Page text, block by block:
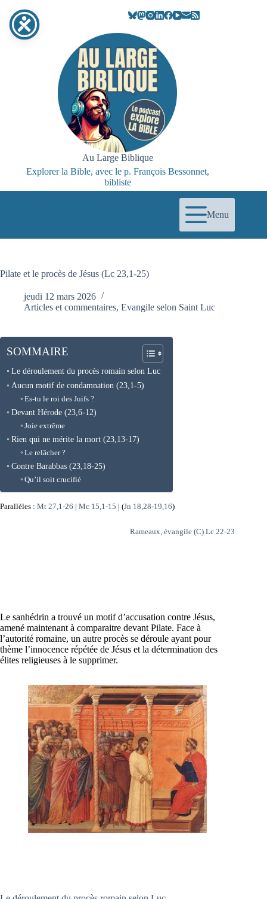
contenu
Au Large Biblique
Explorer la Bible, avec le p. François Bessonnet,
bibliste
Menu
Pilate et le procès de Jésus (Lc 23,1-25)
jeudi 12 mars 2026
Articles et commentaires, Evangile selon Saint Luc
SOMMAIRE
Le déroulement du procès romain selon Luc
Aucun motif de condamnation (23,1-5)
Es-tu le roi des Juifs ?
Devant Hérode (23,6-12)
Joie extrême
Rien qui ne mérite la mort (23,13-17)
Le relâcher ?
Contre Barabbas (23,18-25)
Qu’il soit crucifié
Parallèles : Mt 27,1-26 | Mc 15,1-15 | (Jn 18,28-19,16)
Rameaux, évangile (C) Lc 22-23
Le sanhédrin a trouvé un motif d’accusation contre Jésus,
amené maintenant à comparaitre devant Pilate. Face à
l’autorité romaine, un autre procès se déroule ayant pour
thème l’innocence répétée de Jésus et la détermination des
élites religieuses à le supprimer.